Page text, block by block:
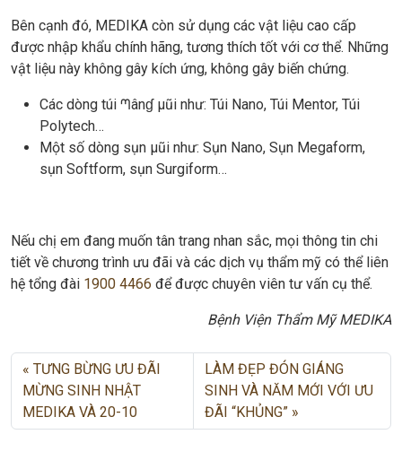
Bên cạnh đó, MEDIKA còn sử dụng các vật liệu cao cấp
được nhập khẩu chính hãng, tương thích tốt với cơ thể. Những
vật liệu này không gây kích ứng, không gây biến chứng.
Các dòng túi ᘉânɠ μũi như: Túi Nano, Túi Mentor, Túi
Polytech…
Một số dòng sụn μũi như: Sụn Nano, Sụn Megaform,
sụn Softform, sụn Surgiform…
Nếu chị em đang muốn tân trang nhan sắc, mọi thông tin chi
tiết về chương trình ưu đãi và các dịch vụ thẩm mỹ có thể liên
hệ tổng đài 1900 4466 để được chuyên viên tư vấn cụ thể.
Bệnh Viện Thẩm Mỹ MEDIKA
TƯNG BỪNG ƯU ĐÃI
MỪNG SINH NHẬT
MEDIKA VÀ 20-10
LÀM ĐẸP ĐÓN GIÁNG
SINH VÀ NĂM MỚI VỚI ƯU
ĐÃI “KHỦNG”